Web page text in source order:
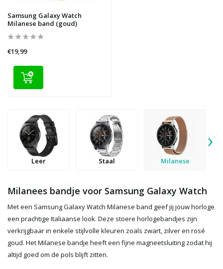
Samsung Galaxy Watch
Milanese band (goud)
€19,99
Leer Staal Milanese
›
Milanees bandje voor Samsung Galaxy Watch
Met een Samsung Galaxy Watch Milanese band geef jij jouw horloge
een prachtige Italiaanse look. Deze stoere horlogebandjes zijn
verkrijgbaar in enkele stijlvolle kleuren zoals zwart, zilver en rosé
goud. Het Milanese bandje heeft een fijne magneetsluiting zodat hij
altijd goed om de pols blijft zitten.